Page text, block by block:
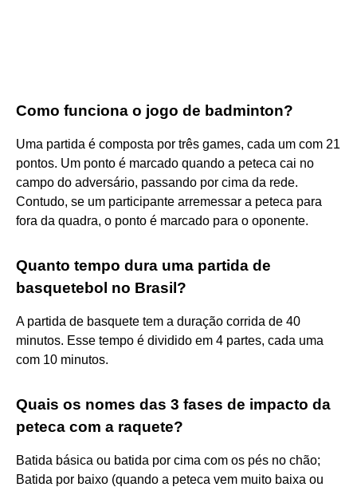
Como funciona o jogo de badminton?
Uma partida é composta por três games, cada um com 21
pontos. Um ponto é marcado quando a peteca cai no
campo do adversário, passando por cima da rede.
Contudo, se um participante arremessar a peteca para
fora da quadra, o ponto é marcado para o oponente.
Quanto tempo dura uma partida de
basquetebol no Brasil?
A partida de basquete tem a duração corrida de 40
minutos. Esse tempo é dividido em 4 partes, cada uma
com 10 minutos.
Quais os nomes das 3 fases de impacto da
peteca com a raquete?
Batida básica ou batida por cima com os pés no chão;
Batida por baixo (quando a peteca vem muito baixa ou